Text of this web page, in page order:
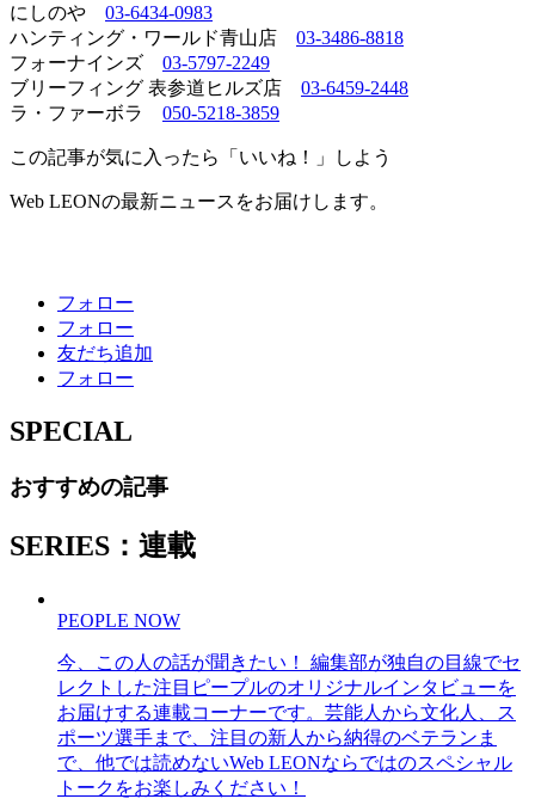
にしのや 03-6434-0983
ハンティング・ワールド青山店 03-3486-8818
フォーナインズ 03-5797-2249
ブリーフィング 表参道ヒルズ店 03-6459-2448
ラ・ファーボラ 050-5218-3859
この記事が気に入ったら「いいね！」しよう
Web LEONの最新ニュースをお届けします。
フォロー
フォロー
友だち追加
フォロー
SPECIAL
おすすめの記事
SERIES：連載
PEOPLE NOW
今、この人の話が聞きたい！ 編集部が独自の目線でセ
レクトした注目ピープルのオリジナルインタビューを
お届けする連載コーナーです。芸能人から文化人、ス
ポーツ選手まで、注目の新人から納得のベテランま
で、他では読めないWeb LEONならではのスペシャル
トークをお楽しみください！